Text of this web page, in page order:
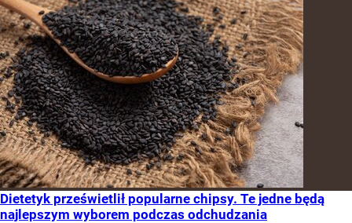
Dietetyk prześwietlił popularne chipsy. Te jedne będą
najlepszym wyborem podczas odchudzania